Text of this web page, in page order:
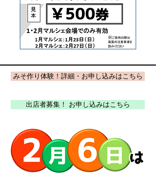
みそ作り体験！詳細・お申し込みはこちら
出店者募集！ お申し込みはこちら